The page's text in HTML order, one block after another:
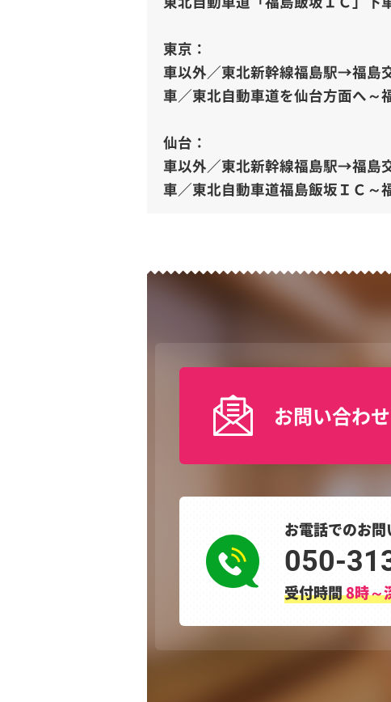
東京：
車以外／東北新幹線福島駅→福島
車／東北自動車道を仙台方面へ～
仙台：
車以外／東北新幹線福島駅→福島
車／東北自動車道福島飯坂ＩＣ～
お問い合わ
お電話でのお
050-
受付時間8時～